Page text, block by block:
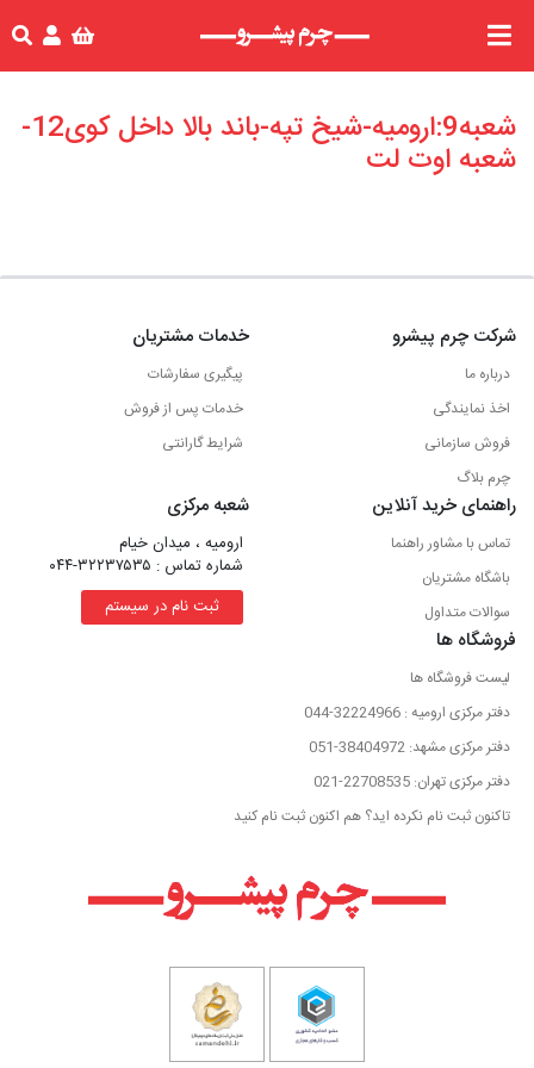
شعبه9:ارومیه-شیخ تپه-باند بالا داخل کوی12-
شعبه اوت لت
شرکت چرم پیشرو
درباره ما
اخذ نمایندگی
فروش سازمانی
چرم بلاگ
خدمات مشتریان
پیگیری سفارشات
خدمات پس از فروش
شرایط گارانتی
راهنمای خرید آنلاین
تماس با مشاور راهنما
باشگاه مشتریان
سوالات متداول
شعبه مرکزی
ارومیه ، میدان خیام
شماره تماس : ۳۲۲۳۷۵۳۵-۰۴۴
ثبت نام در سیستم
فروشگاه ها
لیست فروشگاه ها
دفتر مرکزی ارومیه : 32224966-044
دفتر مرکزی مشهد: 38404972-051
دفتر مرکزی تهران: 22708535-021
تاکنون ثبت نام نکرده اید؟ هم اکنون ثبت نام کنید